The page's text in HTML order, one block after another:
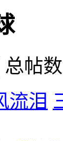
总帖数
流泪